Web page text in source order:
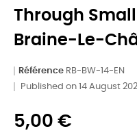
Through
Braine-Le-
Référence RB-BW-14-EN
Published on 14 August
5,00 €